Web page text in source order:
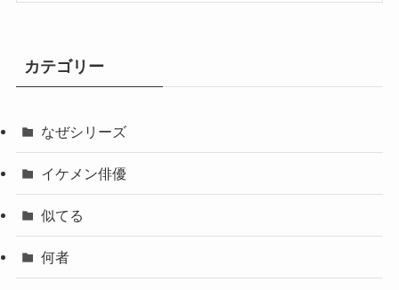
カテゴリー
なぜシリーズ
イケメン俳優
似てる
何者